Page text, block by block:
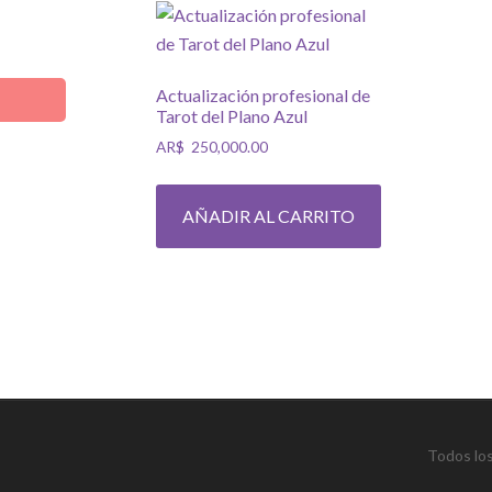
Actualización profesional de
Tarot del Plano Azul
AR$ 250,000.00
AÑADIR AL CARRITO
Todos